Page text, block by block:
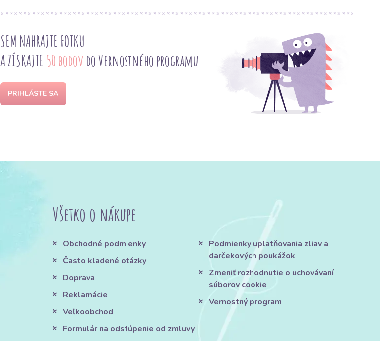
SEM NAHRAJTE FOTKU
A ZÍSKAJTE 50 bodov do Vernostného programu
PRIHLÁSTE SA
Všetko o nákupe
Obchodné podmienky
Často kladené otázky
Doprava
Reklamácie
Veľkoobchod
Formulár na odstúpenie od zmluvy
Podmienky uplatňovania zliav a
darčekových poukážok
Zmeniť rozhodnutie o uchovávaní
súborov cookie
Vernostný program